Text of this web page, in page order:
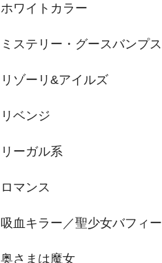
ホワイトカラー
ミステリー・グースバンプス
リゾーリ&アイルズ
リベンジ
リーガル系
ロマンス
吸血キラー／聖少女バフィー
奥さまは魔女